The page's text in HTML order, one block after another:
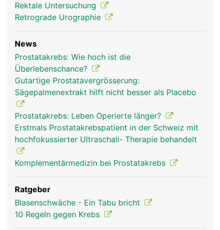
Rektale Untersuchung
Retrograde Urographie
News
Prostatakrebs: Wie hoch ist die
Überlebenschance?
Gutartige Prostatavergrösserung:
Sägepalmenextrakt hilft nicht besser als Placebo
Prostatakrebs: Leben Operierte länger?
Erstmals Prostatakrebspatient in der Schweiz mit
hochfokussierter Ultraschall- Therapie behandelt
Komplementärmedizin bei Prostatakrebs
Ratgeber
Blasenschwäche - Ein Tabu bricht
10 Regeln gegen Krebs